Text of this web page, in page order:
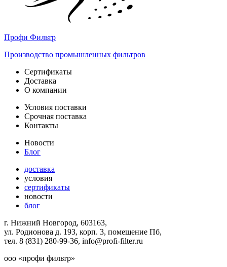
Профи Фильтр
Производство промышленных фильтров
Сертификаты
Доставка
О компании
Условия поставки
Срочная поставка
Контакты
Новости
Блог
доставка
условия
сертификаты
новости
блог
г. Нижний Новгород, 603163,
ул. Родионова д. 193, корп. 3, помещение Пб,
тел. 8 (831) 280-99-36, info@profi-filter.ru
ооо «профи фильтр»